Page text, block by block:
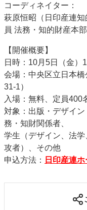
コーディネイター：
萩原恒昭（日印産連
員 法務・知的財産本部
【開催概要】
日時：10月5日（金）
会場：中央区立日本
31-1）
入場：無料、定員400
対象：出版・デザイ
務・知財関係者、
学生（デザイン、法
攻者）、その他
申込方法：
日印産連